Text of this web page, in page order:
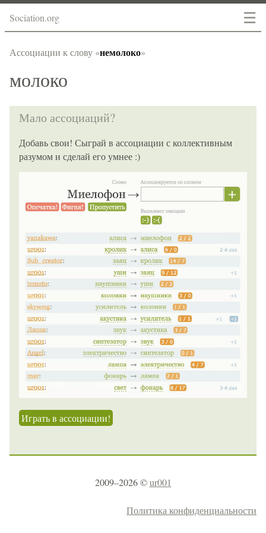
☰
Sociation.org
Ассоциации к слову «немолоко»
молоко
Мало ассоциаций?
Добавь свои! Сыграй в ассоциации с коллективным
разумом и сделай его умнее :)
Играть в ассоциации!
2009–2026 ©ur001
Политика конфиденциальности